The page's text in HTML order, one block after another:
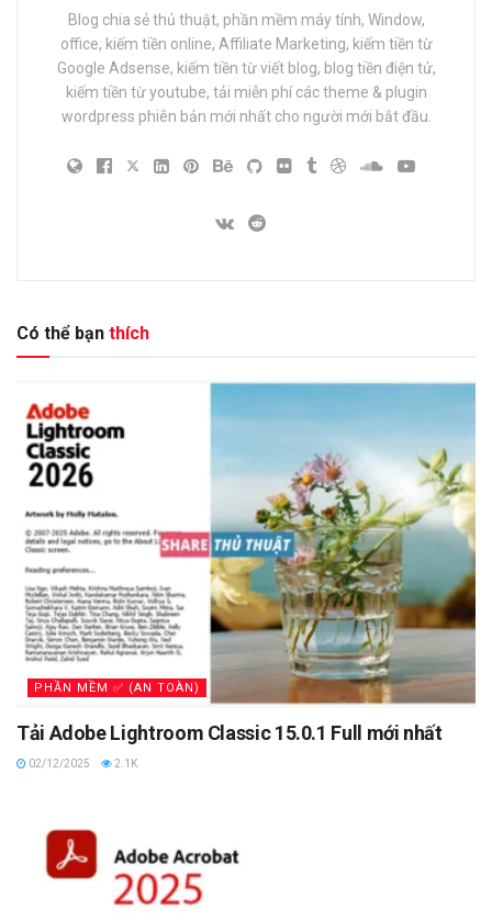
Blog chia sẻ thủ thuật, phần mềm máy tính, Window,
office, kiếm tiền online, Affiliate Marketing, kiếm tiền từ
Google Adsense, kiếm tiền từ viết blog, blog tiền điện tử,
kiếm tiền từ youtube, tải miễn phí các theme & plugin
wordpress phiên bản mới nhất cho người mới bắt đầu.
Có thể bạn thích
PHẦN MỀM ✅ (AN TOÀN)
Tải Adobe Lightroom Classic 15.0.1 Full mới nhất
02/12/2025 2.1K